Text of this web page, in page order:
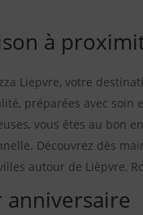
à
Liepvre, votre
préparées avec soin
vous êtes au bon
Découvrez dès
autour de Lièpvre,
anniversaire